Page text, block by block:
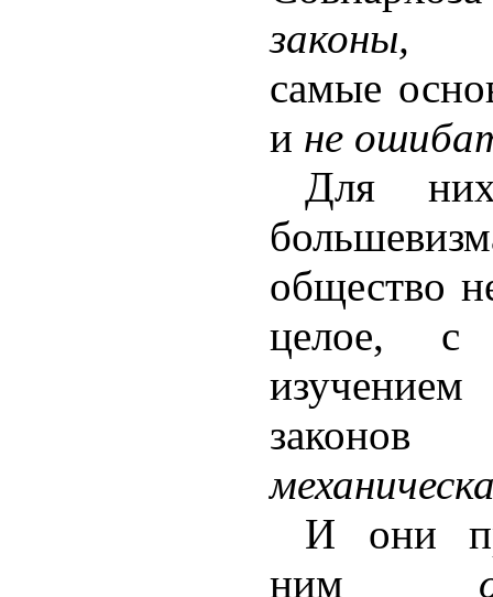
законы,
самые
и не
Для
общество
целое, с
И они
ним